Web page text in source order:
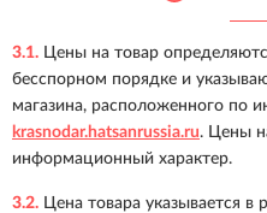
3.1. Цены на товар
бесспорном порядке и
магазина, расположенного по
krasnodar.hatsanrussia.ru. Цены
информационный характер.
3.2. Цена товара указывается